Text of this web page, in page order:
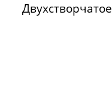
Двухстворчатое